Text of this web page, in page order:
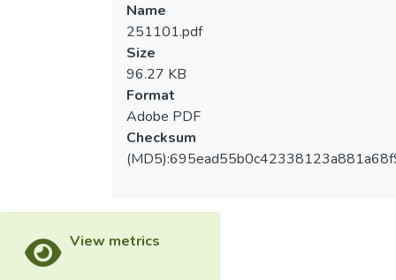
Name
251101.pdf
Size
96.27 KB
Format
Adobe PDF
Checksum
View metrics